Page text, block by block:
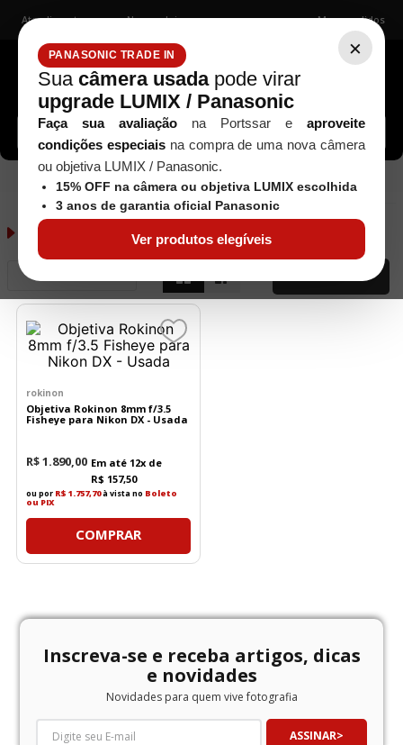
×
PANASONIC TRADE IN
Sua câmera usadapode virar
upgrade LUMIX / Panasonic
Faça sua avaliação na Portssar e aproveite
condições especiaisna compra de uma nova câmera
ou objetiva LUMIX / Panasonic.
15% OFF na câmera ou objetiva LUMIX escolhida
3 anos de garantia oficial Panasonic
Ver produtos elegíveis
Atendimento Nossas lojas Meus pedidos
Buscar câmeras, lentes, acessórios...
Seminovos Objetivas ROKINON
Objetivas produto
rokinon
Objetiva Rokinon 8mm f/3.5
Fisheye para Nikon DX - Usada
R$1.890 00 Em até 12x de
R$ 157,50
ou por R$ 1.757,70à vista no Boleto
ou PIX
COMPRAR
Inscreva-se e receba artigos, dicas
e novidades
Novidades para quem vive fotografia
ASSINAR